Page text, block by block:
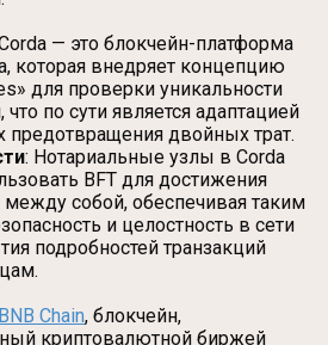
— это блокчейн-платформа
которая внедряет концепцию
для проверки уникальности
что по сути является адаптацией
предотвращения двойных трат.
: Нотариальные узлы в Corda
BFT для достижения
между собой, обеспечивая таким
и целостность в сети
подробностей транзакций
BNB Chain, блокчейн,
криптовалютной биржей